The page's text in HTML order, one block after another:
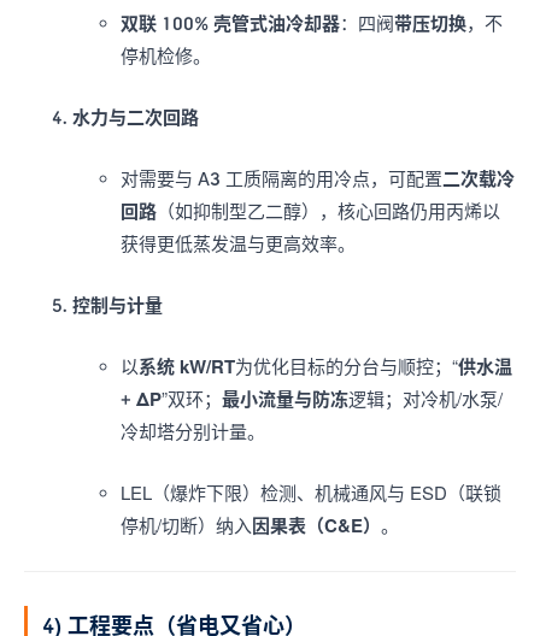
双联 100% 壳管式油冷却器：四阀带压切换，不
停机检修。
水力与二次回路
对需要与 A3 工质隔离的用冷点，可配置二次载冷
回路 （如抑制型乙二醇），核心回路仍用丙烯以
获得更低蒸发温与更高效率。
控制与计量
以系统 kW/RT为优化目标的分台与顺控；“供水温
+ ΔP”双环； 最小流量与防冻逻辑；对冷机/水泵/
冷却塔分别计量。
LEL（爆炸下限）检测、机械通风与 ESD（联锁
停机/切断）纳入因果表（C&E） 。
4) 工程要点（省电又省心）